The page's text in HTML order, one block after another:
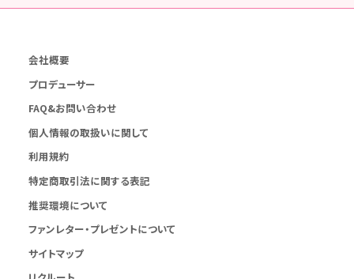
会社概要
プロデューサー
FAQ&お問い合わせ
個人情報の取扱いに関して
利用規約
特定商取引法に関する表記
推奨環境について
ファンレター・プレゼントについて
サイトマップ